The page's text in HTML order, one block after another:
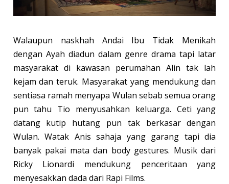
Walaupun naskhah Andai Ibu Tidak Menikah
dengan Ayah diadun dalam genre drama tapi latar
masyarakat di kawasan perumahan Alin tak lah
kejam dan teruk. Masyarakat yang mendukung dan
sentiasa ramah menyapa Wulan sebab semua orang
pun tahu Tio menyusahkan keluarga. Ceti yang
datang kutip hutang pun tak berkasar dengan
Wulan. Watak Anis sahaja yang garang tapi dia
banyak pakai mata dan body gestures. Musik dari
Ricky Lionardi mendukung penceritaan yang
menyesakkan dada dari Rapi Films.